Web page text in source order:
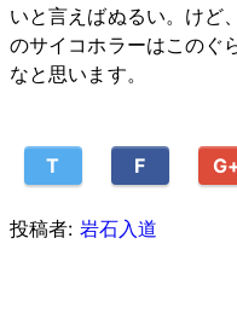
いと言えばぬるい。けど
のサイコホラーはこのぐ
なと思います。
T F
投稿者: 岩石入道